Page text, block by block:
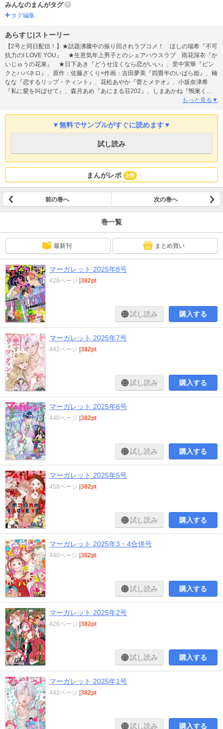
みんなのまんがタグ
タグ編集
あらすじ|ストーリー
【2号と同日配信！】★話題沸騰中の振り回されラブコメ！ ほしの瑞希『不可
抗力のI LOVE YOU』 ★生意気年上男子とのシェアハウスラブ 雨花深衣『か
いじゅうの花束』 ★日下あき『どうせ泣くなら恋がいい』、里中実華『ピン
クとハバネロ』、原作：佐藤ざくり×作画：吉田夢美『四畳半のいばら姫』、楠
なな『恋するリップ・ティント』、花松あやか『蕾とメテオ』、小坂奈津希
『私に愛を叫ばせて』、森月あめ『あにまる荘202』、しまあかね『鴨巣くん
のお悩み相談室』、澪織オリ『とるにたらない彼らの時間』、めもこ『月と太
さ『Merry gift』、よしはら知矢『明日 ヒロインになる方法』、さとう杏寿『と
きめきトロイメライ』 ※紙版に掲載されている記事は、電子版では掲載して
いない場合があります。
もっと見る▼
▼無料でサンプルがすぐに読めます▼
試し読み
まんがレポ 2件
前の巻へ 次の巻へ
巻一覧
最新刊 まとめ買い
マーガレット 2025年8号
426ページ |382pt
試し読み 購入する
マーガレット 2025年7号
442ページ |382pt
試し読み 購入する
マーガレット 2025年6号
440ページ |382pt
試し読み 購入する
マーガレット 2025年5号
458ページ |382pt
試し読み 購入する
マーガレット 2025年3・4合併号
440ページ |382pt
試し読み 購入する
マーガレット 2025年2号
426ページ |382pt
試し読み 購入する
マーガレット 2025年1号
442ページ |382pt
試し読み 購入する